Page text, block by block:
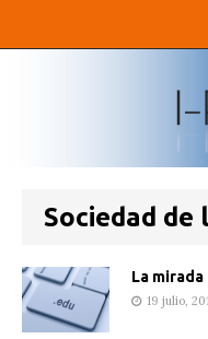
Sociedad
La mirada
19 julio,